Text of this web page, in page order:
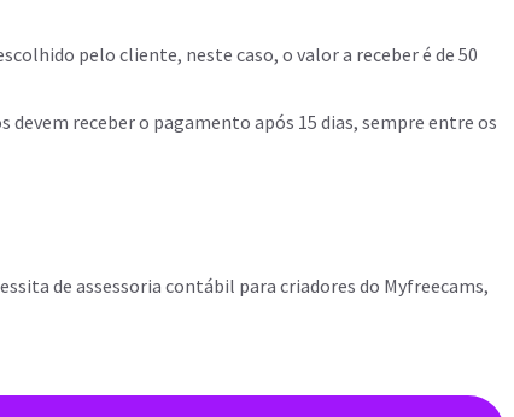
pelo cliente, neste caso, o valor a receber é de 50
receber o pagamento após 15 dias, sempre entre os
de assessoria contábil para criadores do Myfreecams,